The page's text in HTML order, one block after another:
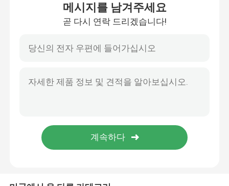
품질 관리
메시지를 남겨주세요
곧 다시 연락 드리겠습니다!